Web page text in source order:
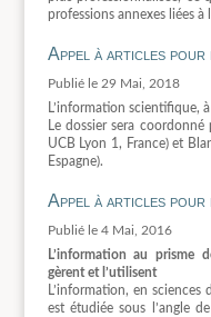
professions annexes liées
Appel à articles
29 Mai, 2018
L’information scientifique,
Le dossier sera
UCB Lyon 1, France) et
Espagne).
Appel à articles
4 Mai, 2016
L’information au prisme
gèrent et l’utilisent
L’information, en
est étudiée sous l’angle